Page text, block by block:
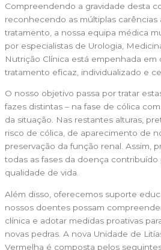
Compreendendo a gravidade desta
reconhecendo as múltiplas carências
tratamento, a nossa equipa médica
por especialistas de Urologia,
Nutrição Clínica está empenhada em
tratamento eficaz, individualizado e
O nosso objetivo passa por tratar
fazes distintas – na fase de cólica
da situação. Nas restantes alturas,
risco de cólica, de aparecimento de
preservação da função renal. Assim,
todas as fases da doença contribuído
qualidade de vida.
Além disso, oferecemos suporte
nossos doentes possam
clínica e adotar medidas proativas
novas pedras. A nova Unidade de
Vermelha é composta pelos